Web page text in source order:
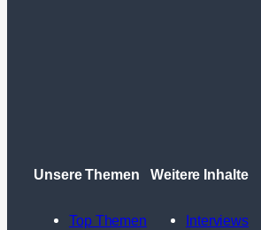
Unsere Themen
Top Themen
Weitere Inhalte
Interviews